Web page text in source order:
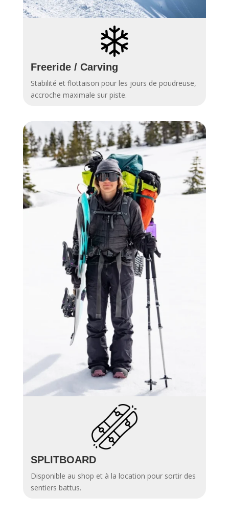
Freeride / Carving
Stabilité et flottaison pour les jours de poudreuse,
accroche maximale sur piste.
SPLITBOARD
Disponible au shop et à la location pour sortir des
sentiers battus.